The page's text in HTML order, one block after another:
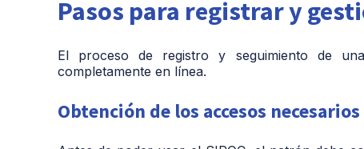
Pasos para registrar y
El proceso de registro y seguimiento de
completamente en línea.
Obtención de los accesos necesarios